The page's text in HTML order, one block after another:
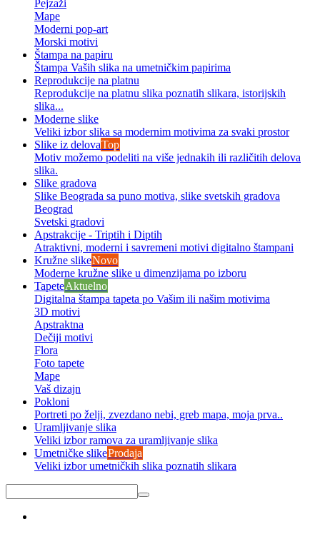
Pejzaži
Mape
Moderni pop-art
Morski motivi
Štampa na papiru
Štampa Vaših slika na umetničkim papirima
Reprodukcije na platnu
Reprodukcije na platnu slika poznatih slikara, istorijskih
slika...
Moderne slike
Veliki izbor slika sa modernim motivima za svaki prostor
Slike iz delovaTop
Motiv možemo podeliti na više jednakih ili različitih delova
slika.
Slike gradova
Slike Beograda sa puno motiva, slike svetskih gradova
Beograd
Svetski gradovi
Apstrakcije - Triptih i Diptih
Atraktivni, moderni i savremeni motivi digitalno štampani
Kružne slikeNovo
Moderne kružne slike u dimenzijama po izboru
TapeteAktuelno
Digitalna štampa tapeta po Vašim ili našim motivima
3D motivi
Apstraktna
Dečiji motivi
Flora
Foto tapete
Mape
Vaš dizajn
Pokloni
Portreti po želji, zvezdano nebi, greb mapa, moja prva..
Uramljivanje slika
Veliki izbor ramova za uramljivanje slika
Umetničke slikeProdaja
Veliki izbor umetničkih slika poznatih slikara